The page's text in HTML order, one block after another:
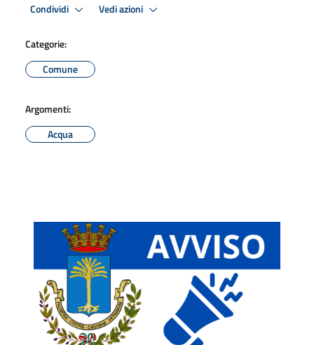
Condividi Vedi azioni
Categorie:
Comune
Argomenti:
Acqua